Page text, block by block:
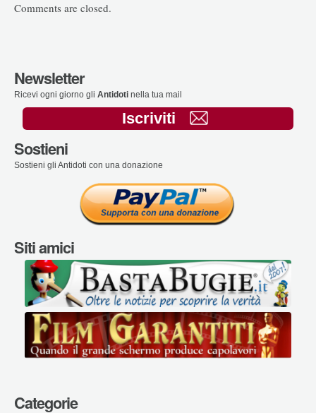
Comments are closed.
Newsletter
Ricevi ogni giorno gli Antidoti nella tua mail
Iscriviti
Sostieni
Sostieni gli Antidoti con una donazione
Siti amici
Categorie